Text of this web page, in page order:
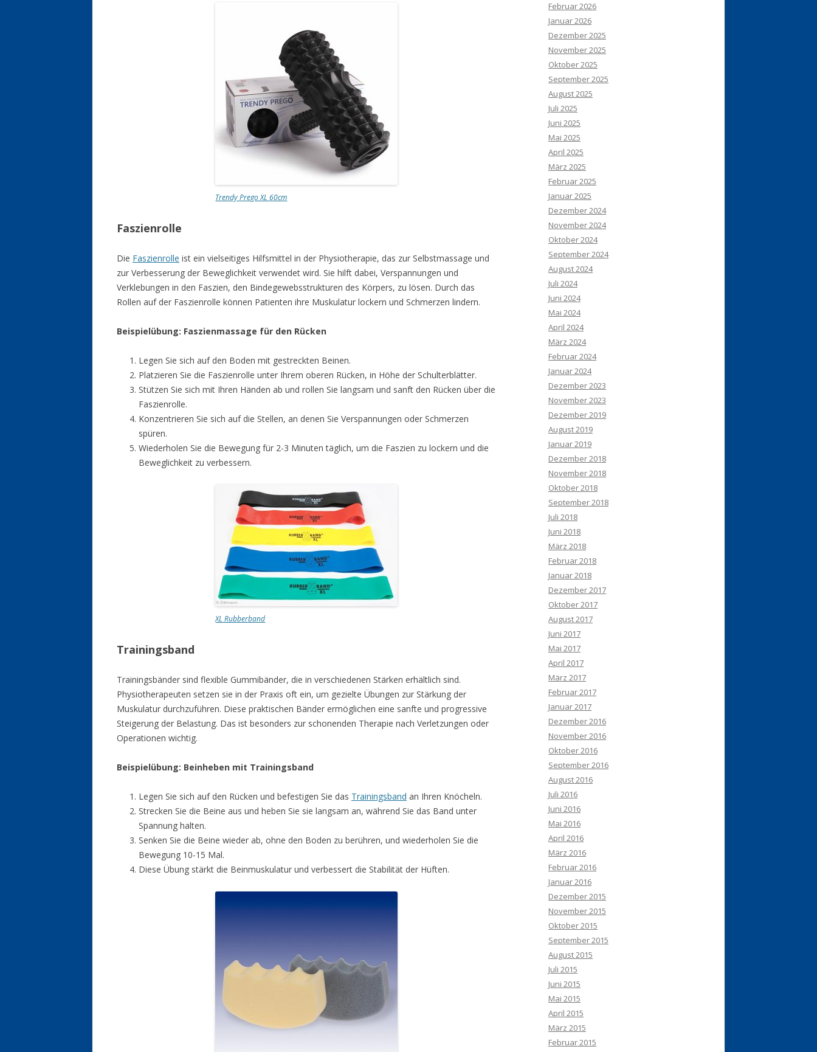
Trendy Prego XL 60cm
Faszienrolle
Die Faszienrolle ist ein vielseitiges Hilfsmittel in der Physiotherapie, das zur Selbstmassage und
zur Verbesserung der Beweglichkeit verwendet wird. Sie hilft dabei, Verspannungen und
Verklebungen in den Faszien, den Bindegewebsstrukturen des Körpers, zu lösen. Durch das
Rollen auf der Faszienrolle können Patienten ihre Muskulatur lockern und Schmerzen lindern.
Beispielübung: Faszienmassage für den Rücken
Legen Sie sich auf den Boden mit gestreckten Beinen.
Platzieren Sie die Faszienrolle unter Ihrem oberen Rücken, in Höhe der Schulterblätter.
Stützen Sie sich mit Ihren Händen ab und rollen Sie langsam und sanft den Rücken über die
Faszienrolle.
Konzentrieren Sie sich auf die Stellen, an denen Sie Verspannungen oder Schmerzen
spüren.
Wiederholen Sie die Bewegung für 2-3 Minuten täglich, um die Faszien zu lockern und die
Beweglichkeit zu verbessern.
XL Rubberband
Trainingsband
Trainingsbänder sind flexible Gummibänder, die in verschiedenen Stärken erhältlich sind.
Physiotherapeuten setzen sie in der Praxis oft ein, um gezielte Übungen zur Stärkung der
Muskulatur durchzuführen. Diese praktischen Bänder ermöglichen eine sanfte und progressive
Steigerung der Belastung. Das ist besonders zur schonenden Therapie nach Verletzungen oder
Operationen wichtig.
Beispielübung: Beinheben mit Trainingsband
Legen Sie sich auf den Rücken und befestigen Sie das Trainingsband an Ihren Knöcheln.
Strecken Sie die Beine aus und heben Sie sie langsam an, während Sie das Band unter
Spannung halten.
Senken Sie die Beine wieder ab, ohne den Boden zu berühren, und wiederholen Sie die
Bewegung 10-15 Mal.
Diese Übung stärkt die Beinmuskulatur und verbessert die Stabilität der Hüften.
Februar 2026
Januar 2026
Dezember 2025
November 2025
Oktober 2025
September 2025
August 2025
Juli 2025
Juni 2025
Mai 2025
April 2025
März 2025
Februar 2025
Januar 2025
Dezember 2024
November 2024
Oktober 2024
September 2024
August 2024
Juli 2024
Juni 2024
Mai 2024
April 2024
März 2024
Februar 2024
Januar 2024
Dezember 2023
November 2023
Dezember 2019
August 2019
Januar 2019
Dezember 2018
November 2018
Oktober 2018
September 2018
Juli 2018
Juni 2018
März 2018
Februar 2018
Januar 2018
Dezember 2017
Oktober 2017
August 2017
Juni 2017
Mai 2017
April 2017
März 2017
Februar 2017
Januar 2017
Dezember 2016
November 2016
Oktober 2016
September 2016
August 2016
Juli 2016
Juni 2016
Mai 2016
April 2016
März 2016
Februar 2016
Januar 2016
Dezember 2015
November 2015
Oktober 2015
September 2015
August 2015
Juli 2015
Juni 2015
Mai 2015
April 2015
März 2015
Februar 2015